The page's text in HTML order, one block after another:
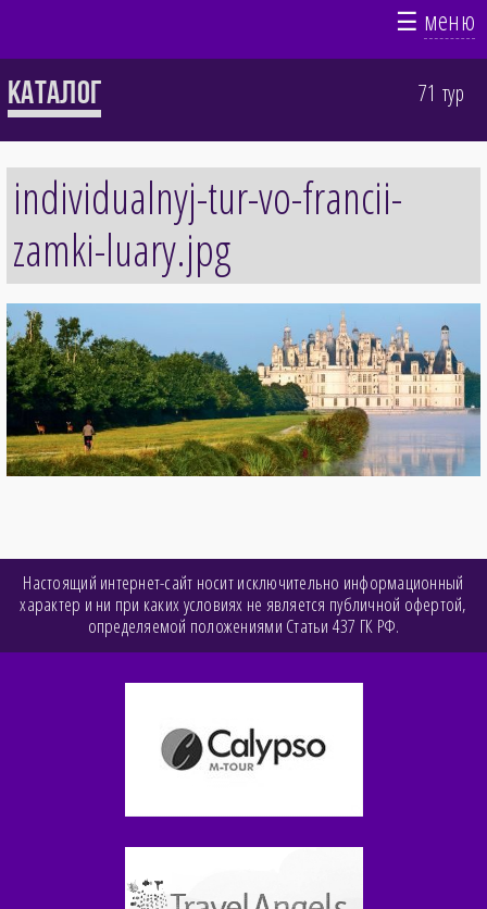
☰ меню
Каталог 71 тур
individualnyj-tur-vo-francii-
zamki-luary.jpg
Настоящий интернет-сайт носит исключительно информационный
характер и ни при каких условиях не является публичной офертой,
определяемой положениями Статьи 437 ГК РФ.